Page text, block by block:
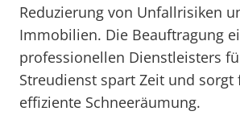
Reduzierung von Unfallrisiken
Immobilien. Die Beauftragung
professionellen Dienstleisters
Streudienst spart Zeit und sorgt
effiziente Schneeräumung.